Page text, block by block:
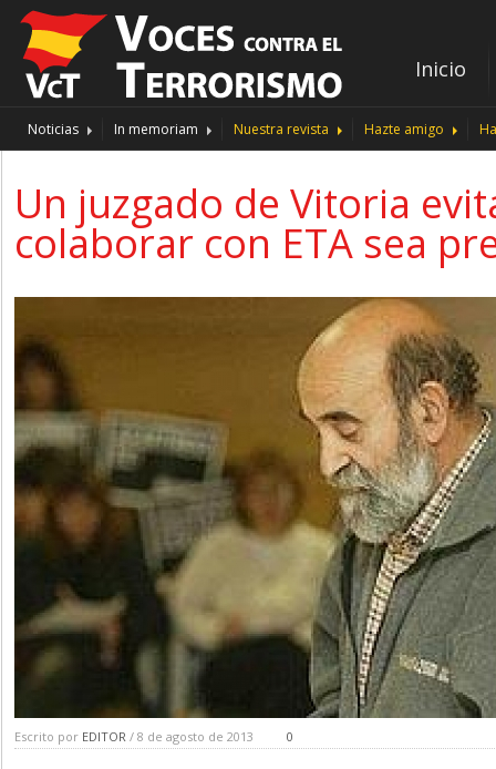
Inicio
Noticias In memoriam Nuestra revista Hazte amigo
Un juzgado de Vitoria
colaborar con ETA sea
Escrito por EDITOR / 8 de agosto de 2013 0